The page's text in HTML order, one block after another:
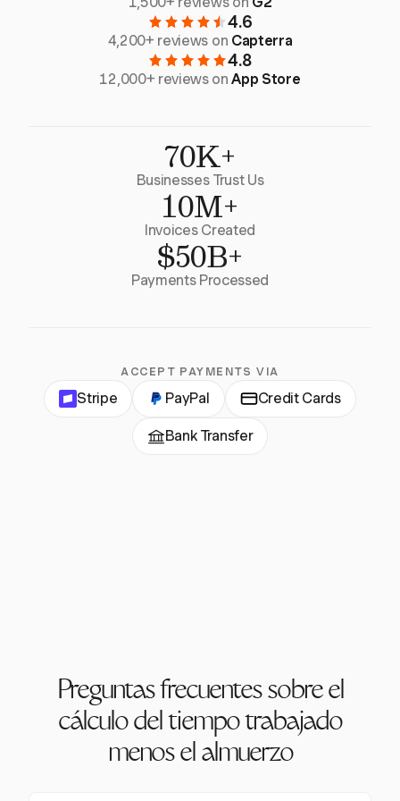
4.6
4,200+ reviews on Capterra
4.8
12,000+ reviews onApp Store
70K+
Businesses Trust Us
10M+
Invoices Created
$50B+
Payments Processed
ACCEPT PAYMENTS VIA
Stripe PayPal Credit Cards
Bank Transfer
Preguntas frecuentes sobre el
cálculo del tiempo trabajado
menos el almuerzo